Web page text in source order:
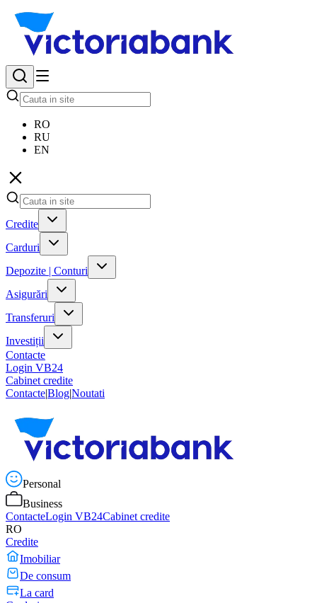
RO
RU
EN
Credite
Carduri
Depozite | Conturi
Asigurări
Transferuri
Investiții
Contacte
Login VB24
Cabinet credite
Contacte|Blog|Noutati
Personal
Business
ContacteLogin VB24Cabinet credite
RO
Credite
Imobiliar
De consum
La card